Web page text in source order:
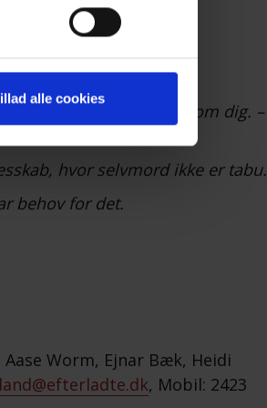
alle cookies
i en lignende situation som dig. –
hvor selvmord ikke er tabu.
behov for det.
Worm, Ejnar Bæk, Heidi
, Mobil: 2423